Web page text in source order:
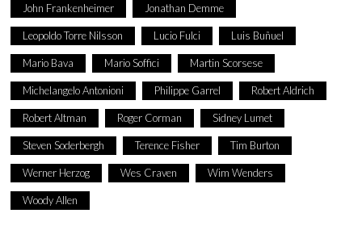
John Frankenheimer Jonathan Demme
Leopoldo Torre Nilsson Lucio Fulci Luis Buñuel
Mario Bava Mario Soffici Martin Scorsese
Michelangelo Antonioni Philippe Garrel Robert Aldrich
Robert Altman Roger Corman Sidney Lumet
Steven Soderbergh Terence Fisher Tim Burton
Werner Herzog Wes Craven Wim Wenders
Woody Allen